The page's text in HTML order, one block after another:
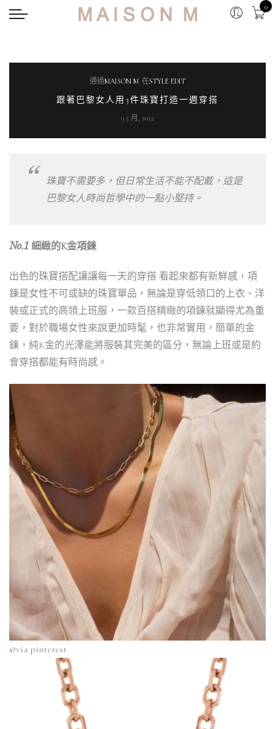
0
通過MAISON M 在STYLE EDIT
跟著巴黎女人用3件珠寶打造一週穿搭
9 5 月, 2022
珠寶不需要多，但日常生活不能不配戴，這是
巴黎女人時尚哲學中的一點小堅持。
No.1 細緻的K金項鍊
出色的珠寶搭配讓讓每一天的穿搭 看起來都有新鮮感，項
鍊是女性不可或缺的珠寶單品，無論是穿低領口的上衣、洋
裝或正式的高領上班服，一款百搭精緻的項鍊就顯得尤為重
要，對於職場女性來說更加時髦，也非常實用，簡單的金
鍊，純K金的光澤能將服裝其完美的區分，無論上班或是約
會穿搭都能有時尚感。
@via pinterest